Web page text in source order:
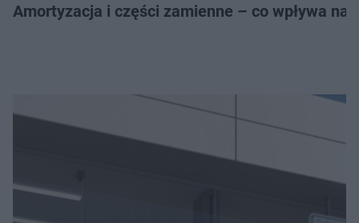
Amortyzacja i części zamienne – co wpływa na